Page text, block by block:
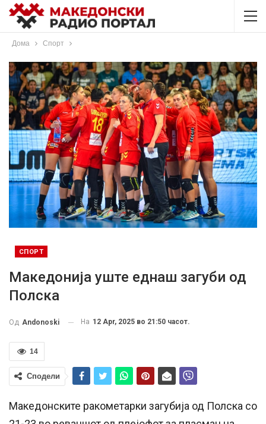
Дома Спорт
СПОРТ
Македонија уште еднаш загуби од
Полска
Од Andonoski На 12 Apr, 2025 во 21:50 часот.
14
Сподели
Македонските ракометарки загубија од Полска со